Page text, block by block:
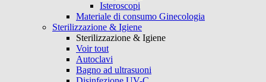
Isteroscopi
Materiale di consumo Ginecologia
Sterilizzazione & Igiene
Sterilizzazione & Igiene
Voir tout
Autoclavi
Bagno ad ultrasuoni